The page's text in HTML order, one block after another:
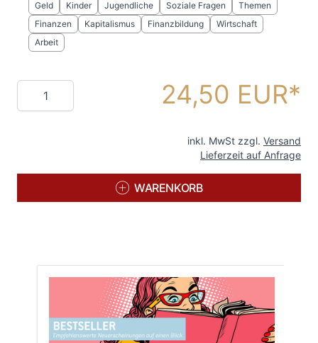
Geld Kinder Jugendliche Soziale Fragen
Themen
Finanzen
Kapitalismus Finanzbildung
Wirtschaft
Arbeit
Menge 24,50 EUR
inkl. MwSt zzgl. Versand
Lieferzeit auf Anfrage
WARENKORB